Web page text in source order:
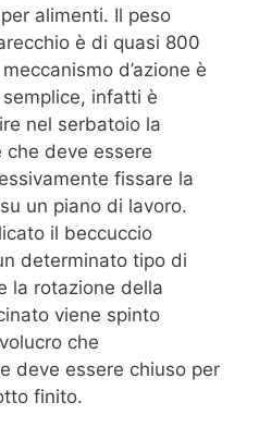
alimenti. Il peso
è di quasi 800
d’azione è
infatti è
nel serbatoio la
che deve essere
fissare la
un piano di lavoro.
il beccuccio
determinato tipo di
la rotazione della
viene spinto
che
deve essere chiuso per
finito.